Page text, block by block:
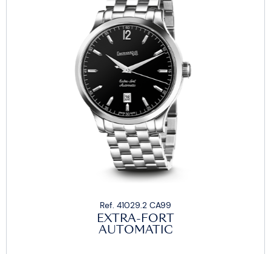
Ref. 41029.2 CA99
EXTRA-FORT
AUTOMATIC